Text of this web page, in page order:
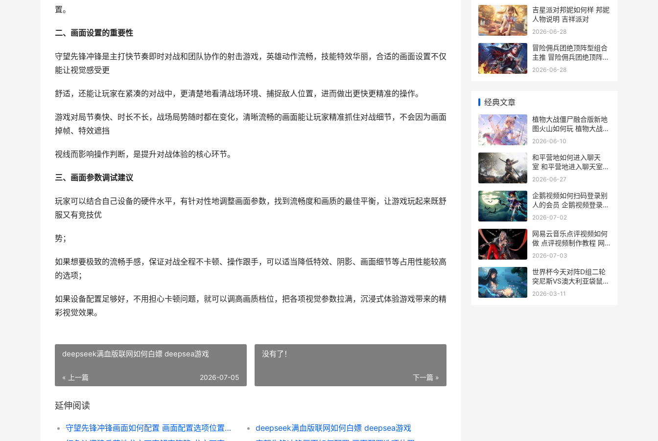
置。
二、画面设置的重要性
守望先锋冲锋是主打快节奏即时对战和团队协作的射击游戏，英雄动作流畅，技能特效华丽，合适的画面设置不仅
能让视觉感受更
舒适，还能让玩家在紧凑的对战中，更清楚地看清战场环境、捕捉敌人位置，进而做出更快更精准的操作。
游戏对局节奏快、时长不长，战场局势随时都在变化，清晰流畅的画面能让玩家精准抓住对战细节，不会因为画面
掉帧、特效遮挡
视线而影响操作判断，是提升对战体验的核心环节。
三、画面参数调试建议
玩家可以结合自己设备的硬件水平，有针对性地调整画面参数，找到流畅度和画质的最佳平衡，让游戏玩起来既舒
服又有竞技优
势；
如果想要极致的流畅手感，保证对战全程不卡顿、操作跟手，可以适当降低特效、阴影、画面细节等占用性能较高
的选项；
如果设备配置足够好，不用担心卡顿问题，就可以调高画质档位，把各项视觉参数拉满，沉浸式体验游戏带来的精
彩视觉效果。
deepseek满血版联网如何白嫖 deepsea游戏
« 上一篇 2026-07-05
没有了！
下一篇 »
延伸阅读
守望先锋冲锋画面如何配置 画面配置选项位置概括 《守望先锋》简笔画
deepseek满血版联网如何白嫖 deepsea游戏
吉星派对邦妮如何样 邦妮
人物说明 吉祥派对
2026-06-28
冒险佣兵团绝顶阵型组合
主推 冒险佣兵团绝顶阵型
组合策略 冒险团佣兵会过
2026-06-28
经典文章
植物大战僵尸融合版新地
图火山如何玩 植物大战僵
尸融合二创版下载
2026-06-10
和平营地如何进入聊天
室 和平营地进入聊天室流
程 和平营地怎么参加活动
2026-06-27
企鹅视频如何扫码登录别
人的会员 企鹅视频登录别
人账号方式 企鹅上传视频
2026-07-02
网易云音乐点评视频如何
做 点评视频制作教程 网
易云音乐评价
2026-07-03
世界杯今天对阵D组二轮
突尼斯VS澳大利亚袋鼠军
团背水一战 世界杯今天比
2026-03-11